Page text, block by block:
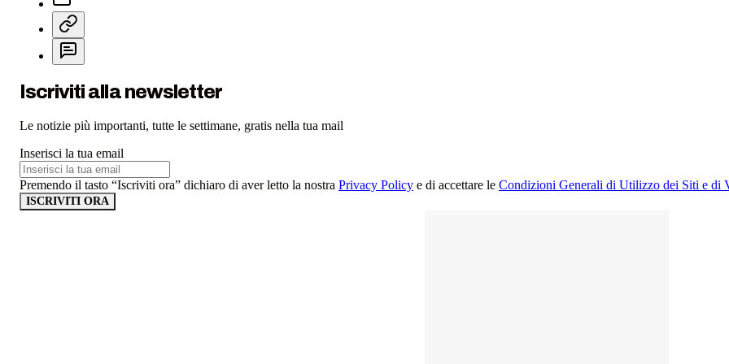
Iscriviti alla newsletter
Le notizie più importanti, tutte le settimane, gratis nella tua mail
Inserisci la tua email
Premendo il tasto “Iscriviti ora” dichiaro di aver letto la nostra Privacy Policy e di accettare le Condizioni Generali di Utilizzo dei Siti e di
ISCRIVITI ORA